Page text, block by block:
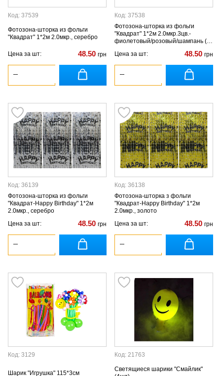
Код: 37539
Фотозона-шторка из фольги
"Квадрат" 1*2м 2.0мкр., серебро
Цена за шт: 48.50 грн
Код: 37538
Фотозона-шторка из фольги
"Квадрат" 1*2м 2.0мкр.3цв.-
фиолетовый/розовый/шампань (в
Цена за шт: 48.50 грн
Код: 36139
Фотозона-шторка из фольги
"Квадрат-Happy Birthday" 1*2м
2.0мкр., серебро
Цена за шт:
48.50 грн
Код: 36138
Фотозона-шторка з фольги
"Квадрат-Happy Birthday" 1*2м
2.0мкр., золото
Цена за шт:
48.50 грн
Код: 3129
Шарик "Игрушка" 115*3см
Код: 21763
Светящиеся шарики "Смайлик"